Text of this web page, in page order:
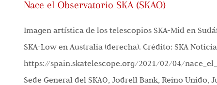
Nace el Observatorio SKA (SKAO)
Imagen artística de los telescopios SKA-Mid en
SKA-Low en Australia (derecha). Crédito: SKA
https://spain.skatelescope.org/2021/02/04/
Sede General del SKAO, Jodrell Bank, Reino Unido,